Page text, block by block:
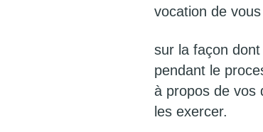
vocation de
sur la façon
pendant le
à propos de vos
les exercer.